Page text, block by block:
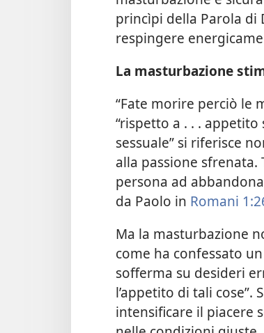
princìpi della Parola di
respingere
La masturbazione
“Fate morire perciò le
“rispetto a . . . appetito
sessuale” si riferisce
alla passione sfrenata.
persona ad
da Paolo in Romani
Ma la masturbazione
come ha confessato
sofferma su desideri
l’appetito di tali
intensificare il piacere